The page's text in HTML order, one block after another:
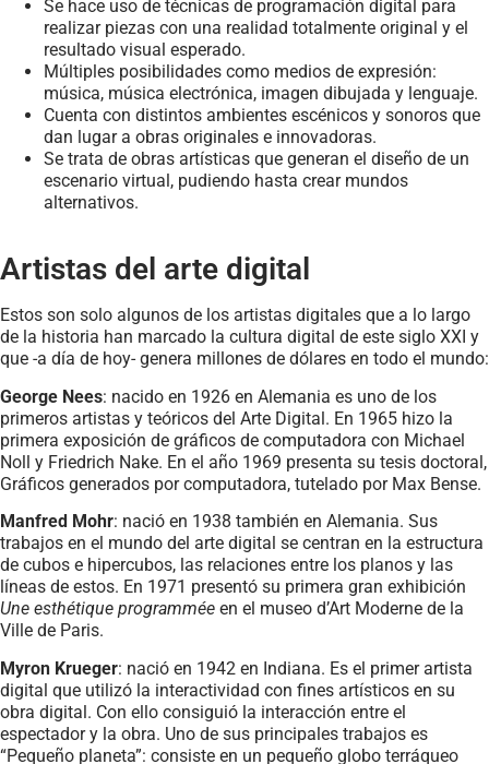
Se hace uso de técnicas de programación digital para
realizar piezas con una realidad totalmente original y el
resultado visual esperado.
Múltiples posibilidades como medios de expresión:
música, música electrónica, imagen dibujada y lenguaje.
Cuenta con distintos ambientes escénicos y sonoros que
dan lugar a obras originales e innovadoras.
Se trata de obras artísticas que generan el diseño de un
escenario virtual, pudiendo hasta crear mundos
alternativos.
Artistas del arte digital
Estos son solo algunos de los artistas digitales que a lo largo
de la historia han marcado la cultura digital de este siglo XXI y
que -a día de hoy- genera millones de dólares en todo el mundo:
George Nees: nacido en 1926 en Alemania es uno de los
primeros artistas y teóricos del Arte Digital. En 1965 hizo la
primera exposición de gráficos de computadora con Michael
Noll y Friedrich Nake. En el año 1969 presenta su tesis doctoral,
Gráficos generados por computadora, tutelado por Max Bense.
Manfred Mohr: nació en 1938 también en Alemania. Sus
trabajos en el mundo del arte digital se centran en la estructura
de cubos e hipercubos, las relaciones entre los planos y las
líneas de estos. En 1971 presentó su primera gran exhibición
Une esthétique programmée en el museo d’Art Moderne de la
Ville de Paris.
Myron Krueger: nació en 1942 en Indiana. Es el primer artista
digital que utilizó la interactividad con fines artísticos en su
obra digital. Con ello consiguió la interacción entre el
espectador y la obra. Uno de sus principales trabajos es
“Pequeño planeta”: consiste en un pequeño globo terráqueo